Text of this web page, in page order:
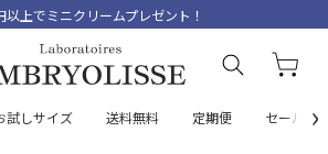
以上でミニクリームプレゼント！
試しサイズ 送料無料 定期便 セール ›